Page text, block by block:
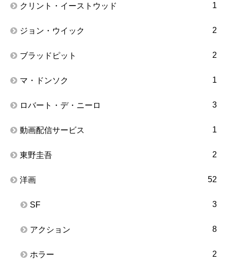
クリント・イーストウッド 1
ジョン・ウイック 2
ブラッドピット 2
マ・ドンソク 1
ロバート・デ・ニーロ 3
動画配信サービス 1
東野圭吾 2
洋画 52
SF 3
アクション 8
ホラー 2